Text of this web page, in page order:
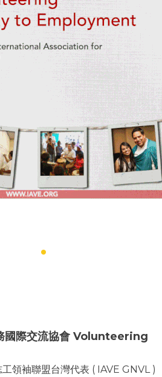
.
國際交流協會 Volunteering
領袖聯盟台灣代表 ( IAVE GNVL )